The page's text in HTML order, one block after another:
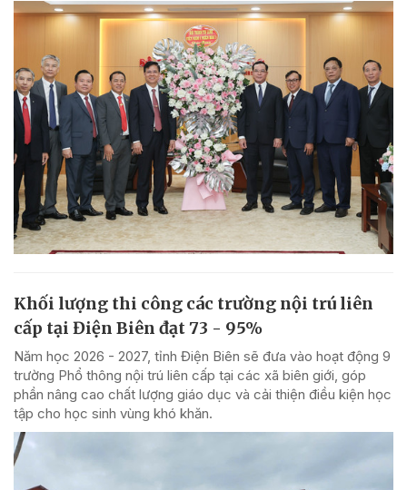
Khối lượng thi công các trường nội trú liên
cấp tại Điện Biên đạt 73 - 95%
Năm học 2026 - 2027, tỉnh Điện Biên sẽ đưa vào hoạt động 9
trường Phổ thông nội trú liên cấp tại các xã biên giới, góp
phần nâng cao chất lượng giáo dục và cải thiện điều kiện học
tập cho học sinh vùng khó khăn.